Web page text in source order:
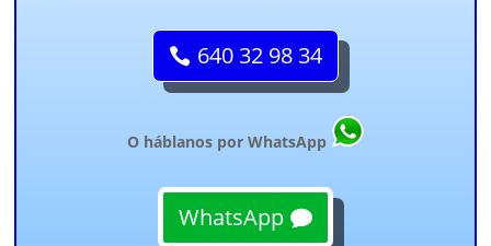
640 32 98 34
O háblanos por WhatsApp
WhatsApp